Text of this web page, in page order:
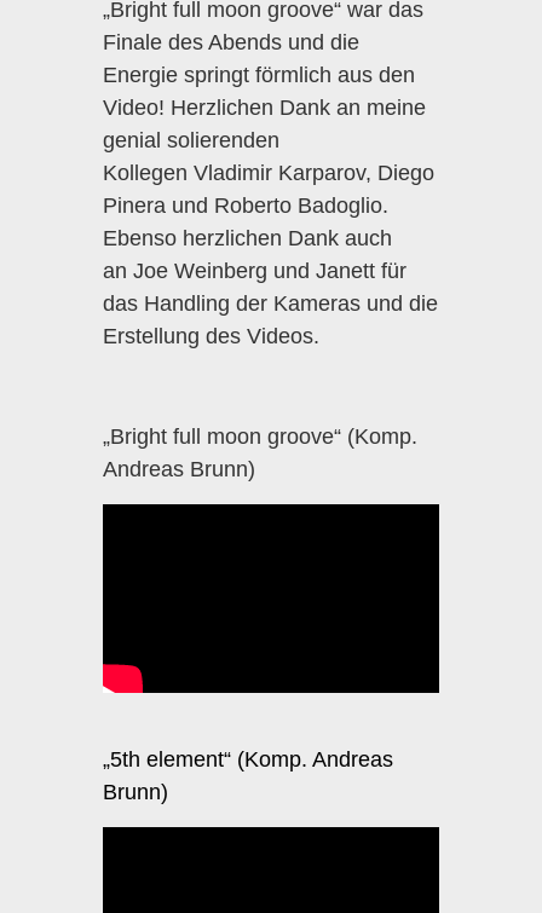
„Bright full moon groove“ war das
Finale des Abends und die
Energie springt förmlich aus den
Video! Herzlichen Dank an meine
genial solierenden
Kollegen Vladimir Karparov, Diego
Pinera und Roberto Badoglio.
Ebenso herzlichen Dank auch
an Joe Weinberg und Janett für
das Handling der Kameras und die
Erstellung des Videos.
„Bright full moon groove“ (Komp.
Andreas Brunn)
„5th element“ (Komp. Andreas
Brunn)